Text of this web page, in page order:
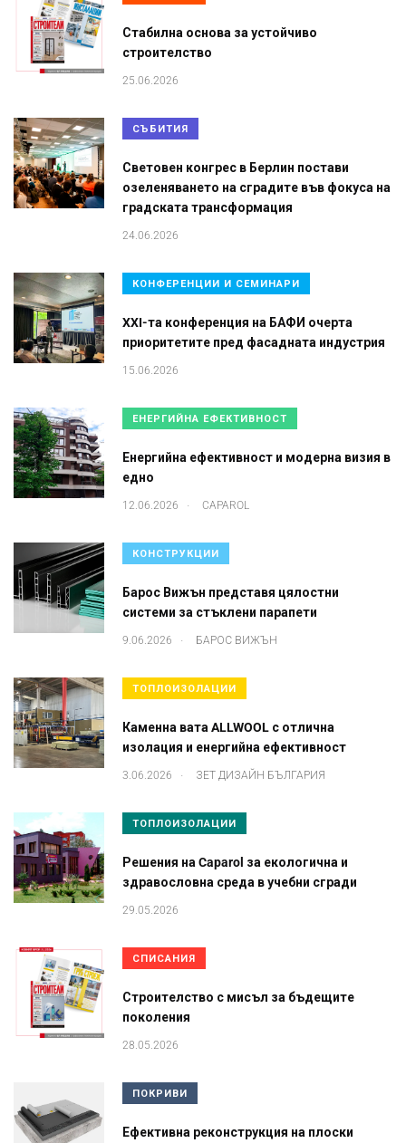
Стабилна основа за устойчиво
строителство
25.06.2026
СЪБИТИЯ
Световен конгрес в Берлин постави
озеленяването на сградите във фокуса на
градската трансформация
24.06.2026
КОНФЕРЕНЦИИ И СЕМИНАРИ
XXI-та конференция на БАФИ очерта
приоритетите пред фасадната индустрия
15.06.2026
ЕНЕРГИЙНА ЕФЕКТИВНОСТ
Енергийна ефективност и модерна визия в
едно
12.06.2026 . CAPAROL
КОНСТРУКЦИИ
Барос Вижън представя цялостни
системи за стъклени парапети
9.06.2026 . БАРОС ВИЖЪН
ТОПЛОИЗОЛАЦИИ
Каменна вата ALLWOOL с отлична
изолация и енергийна ефективност
3.06.2026 . ЗЕТ ДИЗАЙН БЪЛГАРИЯ
ТОПЛОИЗОЛАЦИИ
Решения на Caparol за екологична и
здравословна среда в учебни сгради
29.05.2026
СПИСАНИЯ
Строителство с мисъл за бъдещите
поколения
28.05.2026
ПОКРИВИ
Ефективна реконструкция на плоски